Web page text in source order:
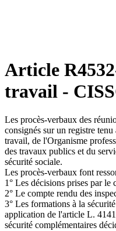
Article
travail -
Les procès-verbaux des
consignés sur un registre
travail, de l'Organisme
des travaux publics et du
sécurité sociale.
Les procès-verbaux font
1° Les décisions prises par le
2° Le compte rendu des
3° Les formations à la
application de l'article L.
sécurité complémentaires